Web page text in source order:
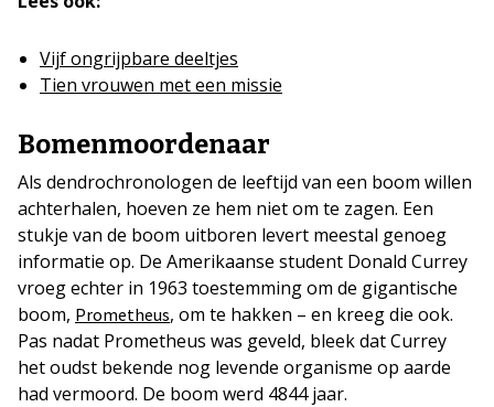
Vijf ongrijpbare deeltjes
Tien vrouwen met een missie
Bomenmoordenaar
Als dendrochronologen de leeftijd van een boom willen
achterhalen, hoeven ze hem niet om te zagen. Een
stukje van de boom uitboren levert meestal genoeg
informatie op. De Amerikaanse student Donald Currey
vroeg echter in 1963 toestemming om de gigantische
boom, Prometheus, om te hakken – en kreeg die ook.
Pas nadat Prometheus was geveld, bleek dat Currey
het oudst bekende nog levende organisme op aarde
had vermoord. De boom werd 4844 jaar.